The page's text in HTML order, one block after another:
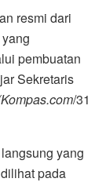
resmi dari
pembuatan
Sekretaris
/31
yang
pada